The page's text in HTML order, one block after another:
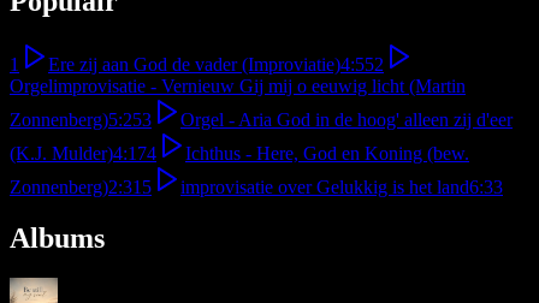
1 Ere zij aan God de vader (Improviatie)4:552
Orgelimprovisatie - Vernieuw Gij mij o eeuwig licht (Martin
Zonnenberg)5:253
Orgel - Aria God in de hoog' alleen zij d'eer
(K.J. Mulder)4:174
Ichthus - Here, God en Koning (bew.
Zonnenberg)2:31 5 improvisatie over Gelukkig is het land6:33
Albums